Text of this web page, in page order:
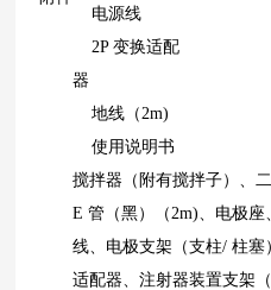
电源线
2P 变换适配
器
地线（2m)
使用说明书
搅拌器（附有搅拌子）、
E 管（黑）（2m)、电极
线、电极支架（支柱/ 柱塞
适配器、注射器装置支架